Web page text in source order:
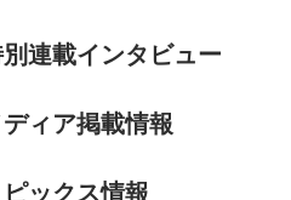
連載インタビュー
ディア掲載情報
ピックス情報